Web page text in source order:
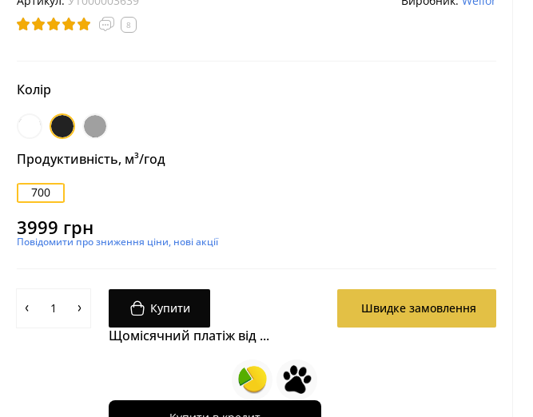
8
Колір
Білий ЧорнийНержавіюча
сталь
Продуктивність, м³/год
700
3999 грн
Повідомити про зниження ціни, нові акції
Купити
Щомісячний платіж від ...
Швидке замовлення